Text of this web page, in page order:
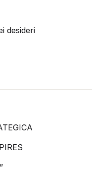
desideri